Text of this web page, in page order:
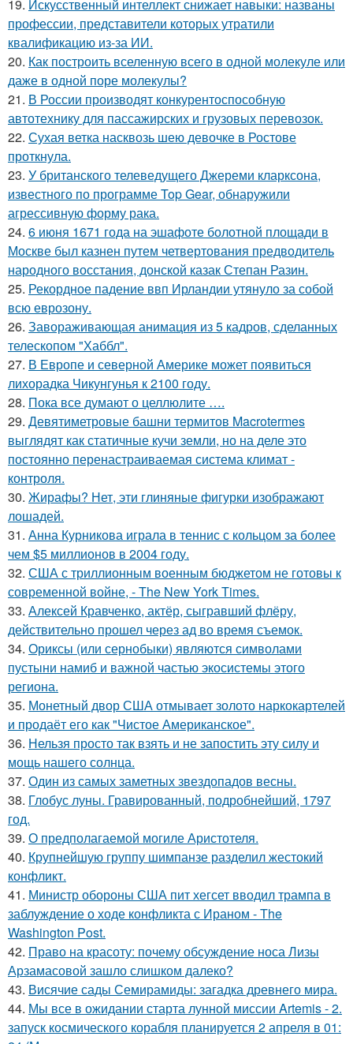
19. Искусственный интеллект снижает навыки: названы
профессии, представители которых утратили
квалификацию из-за ИИ.
20. Как построить вселенную всего в одной молекуле или
даже в одной поре молекулы?
21. В России производят конкурентоспособную
автотехнику для пассажирских и грузовых перевозок.
22. Сухая ветка насквозь шею девочке в Ростове
проткнула.
23. У британского телеведущего Джереми кларксона,
известного по программе Top Gear, обнаружили
агрессивную форму рака.
24. 6 июня 1671 года на эшафоте болотной площади в
Москве был казнен путем четвертования предводитель
народного восстания, донской казак Степан Разин.
25. Рекордное падение ввп Ирландии утянуло за собой
всю еврозону.
26. Завораживающая анимация из 5 кадров, сделанных
телескопом "Хаббл".
27. В Европе и северной Америке может появиться
лихорадка Чикунгунья к 2100 году.
28. Пока все думают о целлюлите ….
29. Девятиметровые башни термитов Macrotermes
выглядят как статичные кучи земли, но на деле это
постоянно перенастраиваемая система климат -
контроля.
30. Жирафы? Нет, эти глиняные фигурки изображают
лошадей.
31. Анна Курникова играла в теннис с кольцом за более
чем $5 миллионов в 2004 году.
32. США с триллионным военным бюджетом не готовы к
современной войне, - The New York Times.
33. Алексей Кравченко, актёр, сыгравший флёру,
действительно прошел через ад во время съемок.
34. Ориксы (или сернобыки) являются символами
пустыни намиб и важной частью экосистемы этого
региона.
35. Монетный двор США отмывает золото наркокартелей
и продаёт его как "Чистое Американское".
36. Нельзя просто так взять и не запостить эту силу и
мощь нашего солнца.
37. Один из самых заметных звездопадов весны.
38. Глобус луны. Гравированный, подробнейший, 1797
год.
39. О предполагаемой могиле Аристотеля.
40. Крупнейшую группу шимпанзе разделил жестокий
конфликт.
41. Министр обороны США пит хегсет вводил трампа в
заблуждение о ходе конфликта с Ираном - The
Washington Post.
42. Право на красоту: почему обсуждение носа Лизы
Арзамасовой зашло слишком далеко?
43. Висячие сады Семирамиды: загадка древнего мира.
44. Мы все в ожидании старта лунной миссии Artemis - 2.
запуск космического корабля планируется 2 апреля в 01: